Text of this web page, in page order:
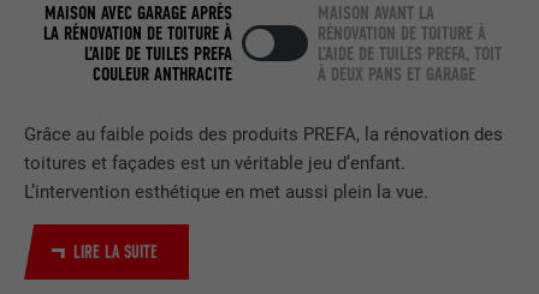
Grâce au faible poids des produits PREFA, la rénovation des
toitures et façades est un véritable jeu d’enfant.
L’intervention esthétique en met aussi plein la vue.
LIRE LA SUITE
MAISON AVEC GARAGE APRÈS
LA RÉNOVATION DE TOITURE À
L’AIDE DE TUILES PREFA
COULEUR ANTHRACITE
MAISON AVANT LA
RÉNOVATION DE TOITURE À
L’AIDE DE TUILES PREFA, TOIT
À DEUX PANS ET GARAGE
NOM bscookie
FOURNISSEUR LinkedIn
EXPIRATION 2 ans
Utilisé par le service de réseau social